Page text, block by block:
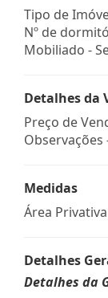
Tipo de
Nº de
Mobiliado -
Detalhes da
Preço de
Medidas
Área
Detalhes
Detalhes da